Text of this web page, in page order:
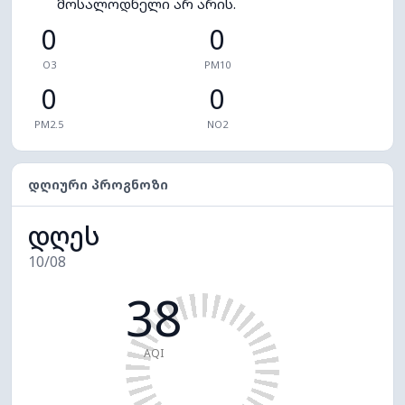
0
O3
0
PM10
0
PM2.5
0
NO2
ᲓᲦᲘᲣᲠᲘ ᲞᲠᲝᲒᲜᲝᲖᲘ
დღეს
10/08
38
AQI